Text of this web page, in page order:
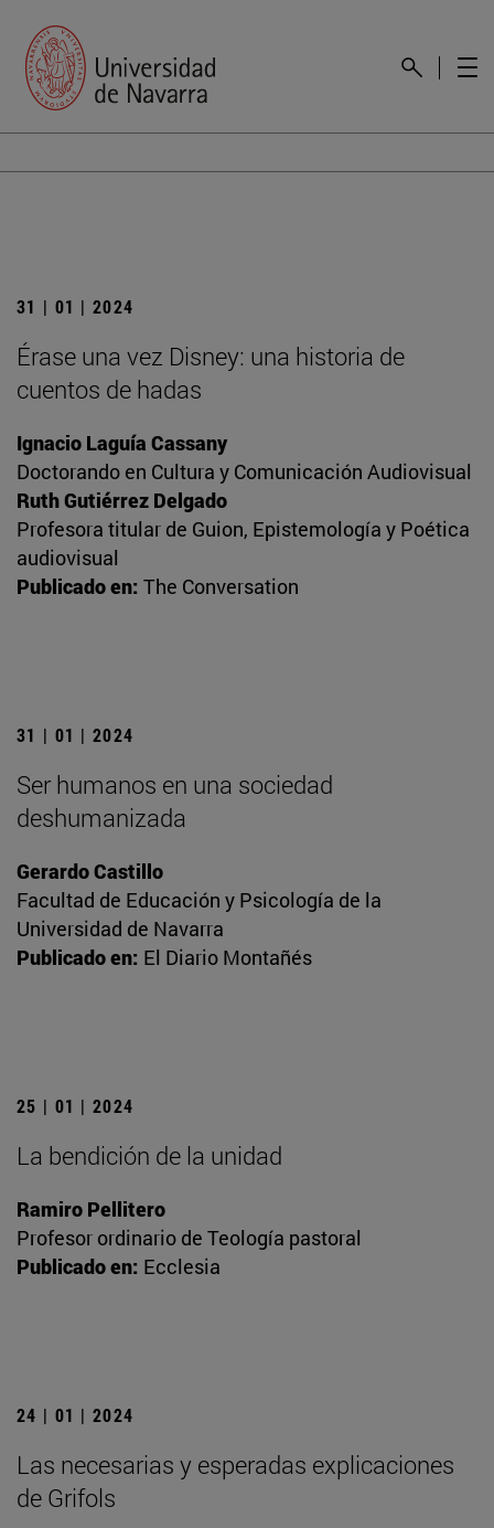
31 | 01 | 2024
Érase una vez Disney: una historia de
cuentos de hadas
Ignacio Laguía Cassany
Doctorando en Cultura y Comunicación Audiovisual
Ruth Gutiérrez Delgado
Profesora titular de Guion, Epistemología y Poética
audiovisual
Publicado en: The Conversation
31 | 01 | 2024
Ser humanos en una sociedad
deshumanizada
Gerardo Castillo
Facultad de Educación y Psicología de la
Universidad de Navarra
Publicado en: El Diario Montañés
25 | 01 | 2024
La bendición de la unidad
Ramiro Pellitero
Profesor ordinario de Teología pastoral
Publicado en: Ecclesia
24 | 01 | 2024
Las necesarias y esperadas explicaciones
de Grifols